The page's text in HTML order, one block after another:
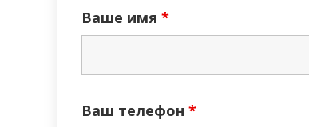
Ваше имя *
Ваш телефон *